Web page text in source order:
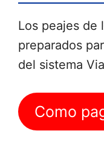
Los peajes de
preparados
del sistema
Como